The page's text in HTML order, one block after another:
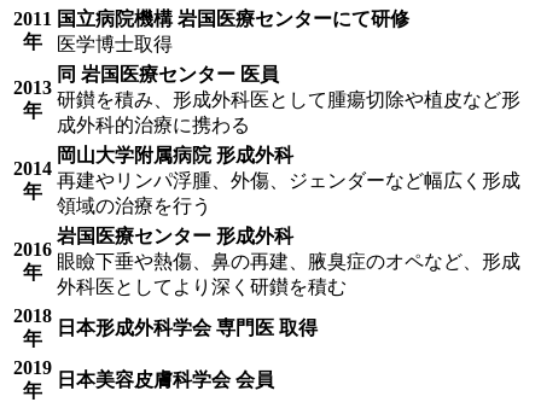
2011
年
国立病院機構 岩国医療センターにて研修
医学博士取得
2013
年
同 岩国医療センター 医員
研鑚を積み、形成外科医として腫瘍切除や植皮など形
成外科的治療に携わる
2014
年
岡山大学附属病院 形成外科
再建やリンパ浮腫、外傷、ジェンダーなど幅広く形成
領域の治療を行う
2016
年
岩国医療センター 形成外科
眼瞼下垂や熱傷、鼻の再建、腋臭症のオペなど、形成
外科医としてより深く研鑚を積む
2018
年
日本形成外科学会 専門医 取得
2019
年
日本美容皮膚科学会 会員